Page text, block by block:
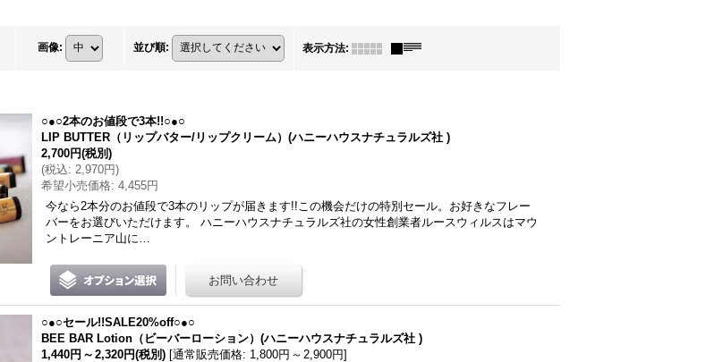
画像: 並び順: 表示方法:
○●○2本のお値段で3本!!○●○
LIP BUTTER（リップバター/リップクリーム）(ハニーハウスナチュラルズ社 )
2,700円(税別)
(税込: 2,970円)
希望小売価格: 4,455円
今なら2本分のお値段で3本のリップが届きます!!この機会だけの特別セール。お好きなフレー
バーをお選びいただけます。 ハニーハウスナチュラルズ社の女性創業者ルースウィルスはマウ
ントレーニア山に…
○●○セール!!SALE20%off○●○
BEE BAR Lotion（ビーバーローション）(ハニーハウスナチュラルズ社 )
1,440円 ～ 2,320円(税別) [通常販売価格: 1,800円 ～ 2,900円]